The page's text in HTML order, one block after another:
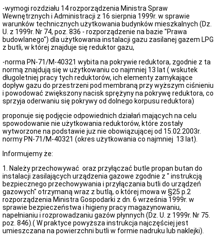
Komunikat
w
sprawie
Informacji
osoby
posiadającej
odpowiednie
uprawnienia
zawodowe
w
dziedzinie
geodezji
i
kartografii
o
zgodności
usytuowania
obiektu
budowlanego
z
zagospodarowania
działki
Portal
e-
Budownictwo
Komunikat
dot.
CEEB
-wymogi rozdziału 14 rozporządzenia Ministra Spraw
Wewnętrznych i Administracji z 16 sierpnia 1999r. w sprawie
warunków technicznych użytkowania budynków mieszkalnych (Dz.
U. z 1999r. Nr 74, poz. 836 - rozporządzenie na bazie "Prawa
budowlanego") dla użytkowania instalacji gazu zasilanej gazem LPG
z butli, w której znajduje się reduktor gazu,
-norma PN-71/M-40321 wybita na pokrywie reduktora, zgodnie z ta
normą znajdują się w użytkowaniu co najmniej 13 lat ( wskutek
długoletniej pracy tych reduktorów, ich elementy zamykające
dopływ gazu do przestrzeni pod membraną przy wyższym ciśnieniu
i powodować zwiększony nacisk sprężyny na pokrywę reduktora, co
sprzyja oderwaniu się pokrywy od dolnego korpusu reduktora)
proponuje się podjęcie odpowiednich działań mających na celu
spowodowanie nie użytkowania reduktorów, które zostały
wytworzone na podstawie juz nie obowiązującej od 15.02.2003r.
normy PN-71/M-40321 (okres użytkowania co najmniej 13 lat).
Informujemy że:
1. Należy przechowywać oraz przyłączać butle propan butan do
instalacji zasilających urządzenia gazowe zgodnie z " instrukcją
bezpiecznego przechowywania i przyłączania butli do urządzeń
gazowych" otrzymaną wraz z butlą, o której mowa w §25 p.2
rozporządzenia Ministra Gospodarki z dn. 6 września 1999r. w
sprawie bezpieczeństwa i higieny pracy magazynowaniu,
napełnianiu i rozprowadzaniu gazów płynnych (Dz. U. z 1999r. Nr 75.
poz. 846).( W praktyce powyższa instrukcja najczęściej jest
umieszczana na powierzchni butli w formie nadruku lub naklejki).